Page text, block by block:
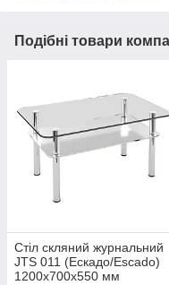
Подібні товари
Стіл скляний журнальний
JTS 011 (Ескадо/Escado)
1200х700х550 мм